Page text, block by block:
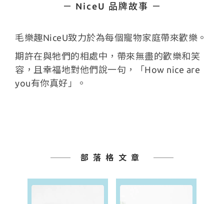
－ NiceU 品牌故事 －
毛樂趣NiceU致力於為每個寵物家庭帶來歡樂。
期許在與牠們的相處中，帶來無盡的歡樂和笑
容，且幸福地對他們說一句，「How nice are
you有你真好」。
部落格文章